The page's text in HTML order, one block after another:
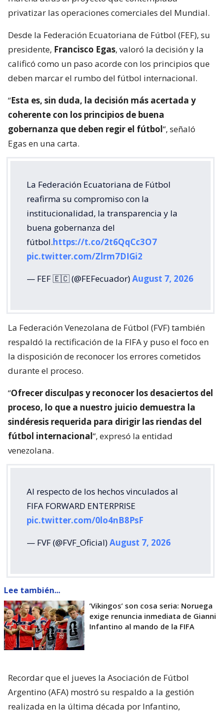
privatizar las operaciones comerciales del Mundial.
Desde la Federación Ecuatoriana de Fútbol (FEF), su
presidente, Francisco Egas, valoró la decisión y la
calificó como un paso acorde con los principios que
deben marcar el rumbo del fútbol internacional.
“Esta es, sin duda, la decisión más acertada y
coherente con los principios de buena
gobernanza que deben regir el fútbol“, señaló
Egas en una carta.
La Federación Ecuatoriana de Fútbol
reafirma su compromiso con la
institucionalidad, la transparencia y la
buena gobernanza del
fútbol.https://t.co/2t6QqCc3O7
pic.twitter.com/Zlrm7DIGi2
— FEF 🇪🇨 (@FEFecuador)August 7, 2026
La Federación Venezolana de Fútbol (FVF) también
respaldó la rectificación de la FIFA y puso el foco en
la disposición de reconocer los errores cometidos
durante el proceso.
“Ofrecer disculpas y reconocer los desaciertos del
proceso, lo que a nuestro juicio demuestra la
sindéresis requerida para dirigir las riendas del
fútbol internacional“, expresó la entidad
venezolana.
Al respecto de los hechos vinculados al
FIFA FORWARD ENTERPRISE
pic.twitter.com/0lo4nB8PsF
— FVF (@FVF_Oficial)August 7, 2026
Lee también...
’Vikingos’ son cosa seria: Noruega
exige renuncia inmediata de Gianni
Infantino al mando de la FIFA
Recordar que el jueves la Asociación de Fútbol
Argentino (AFA) mostró su respaldo a la gestión
realizada en la última década por Infantino,